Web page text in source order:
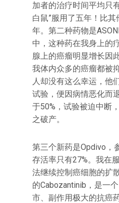
加者的治疗时间平均只
白鼠”服用了五年！比
年。第二种药物是
中，这种药在我身上的
腺上的癌瘤明显增长因
我体内众多的癌瘤都被
人却没有这么幸运，他
试验，便因病情恶化而
于50%，试验被迫中断
之破产。
第三个新药是Opdivo，
存活率只有27%。我在
法继续控制癌细胞的扩
的Cabozantinib，是一
市、副作用极大的抗癌